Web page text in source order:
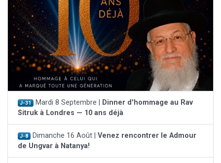
J-31 Mardi 8 Septembre |
Dinner d'hommage au Rav
Sitruk à Londres — 10 ans déjà
J-8 Dimanche 16 Août | Venez rencontrer le Admour
de Ungvar à Natanya!